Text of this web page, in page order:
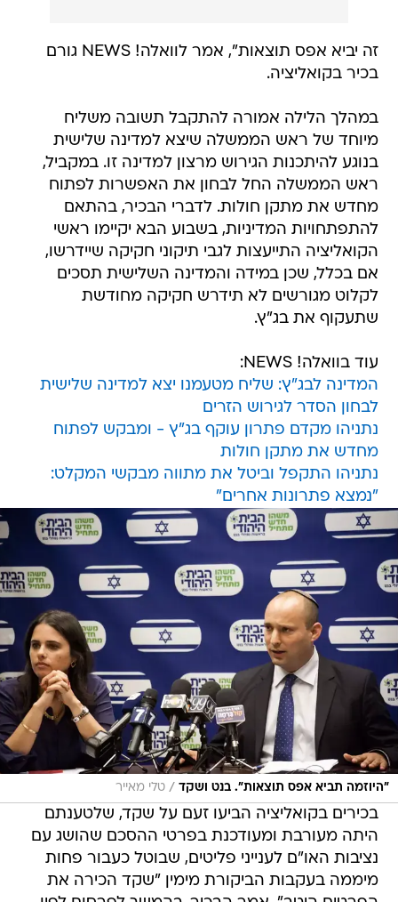
זה יביא אפס תוצאות", אמר לוואלה! NEWS גורם
בכיר בקואליציה.
במהלך הלילה אמורה להתקבל תשובה משליח
מיוחד של ראש הממשלה שיצא למדינה שלישית
בנוגע להיתכנות הגירוש מרצון למדינה זו. במקביל,
ראש הממשלה החל לבחון את האפשרות לפתוח
מחדש את מתקן חולות. לדברי הבכיר, בהתאם
להתפתחויות המדיניות, בשבוע הבא יקיימו ראשי
הקואליציה התייעצות לגבי תיקוני חקיקה שיידרשו,
אם בכלל, שכן במידה והמדינה השלישית תסכים
לקלוט מגורשים לא תידרש חקיקה מחודשת
שתעקוף את בג"ץ.
עוד בוואלה! NEWS:
המדינה לבג"ץ: שליח מטעמנו יצא למדינה שלישית
לבחון הסדר לגירוש הזרים
נתניהו מקדם פתרון עוקף בג"ץ - ומבקש לפתוח
מחדש את מתקן חולות
נתניהו התקפל וביטל את מתווה מבקשי המקלט:
"נמצא פתרונות אחרים"
"היוזמה תביא אפס תוצאות". בנט ושקד / טלי מאייר
בכירים בקואליציה הביעו זעם על שקד, שלטענתם
היתה מעורבת ומעודכנת בפרטי ההסכם שהושג עם
נציבות האו"ם לענייני פליטים, שבוטל כעבור פחות
מיממה בעקבות הביקורת מימין "שקד הכירה את